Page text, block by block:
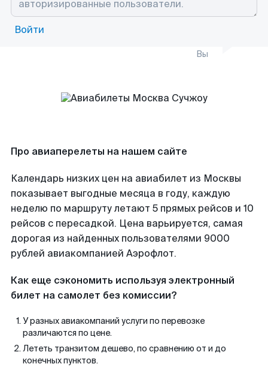
Войти
Вы
Про авиаперелеты на нашем сайте
Календарь низких цен на авиабилет из Москвы
показывает выгодные месяца в году, каждую
неделю по маршруту летают 5 прямых рейсов и 10
рейсов с пересадкой. Цена варьируется, самая
дорогая из найденных пользователями 9000
рублей авиакомпанией Аэрофлот.
Как еще сэкономить используя электронный
билет на самолет без комиссии?
У разных авиакомпаний услуги по перевозке
различаются по цене.
Лететь транзитом дешево, по сравнению от и до
конечных пунктов.